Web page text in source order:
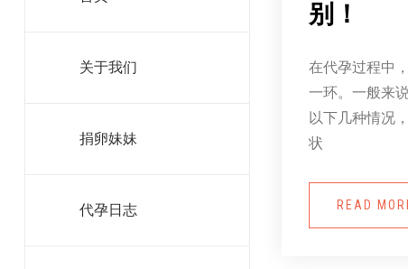
关于我们
捐卵妹妹
代孕日志
别！
在代孕过程中
一环。一般来
以下几种情况
状
READ